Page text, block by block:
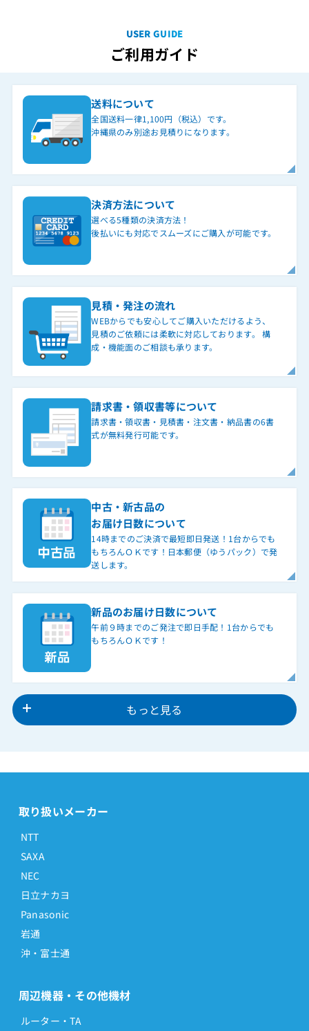
ET-30iA-DHCL
ET-30iA-DHCL(BK)
ET-30iA-PF2
ET-30iA-PF2(BK)（美品保証なしC）
ET-30iA-PFI
ET-30iA-PFI(BK)（美品保証なしC）
ET-30iA-PFI(G)
ET-30iA-PFI2
ET-30iA-PFI2(BK)（美品保証なしC）
ET-30iA-SD
ET-30iA-SD(BK)（美品保証なしC）
ET-30iA-SD2
ET-30iA-SD2(BK)（美品保証なしC）
ET-30iA-SSD
ET-30iA-WP
ET-30WPAW
ET-36iE-CTI(W)
ET-36iE-DHCL(B)
ET-36iE-DHCL(B)2
ET-36iE-DHCL(W)
ET-36iE-DHCL(W)2
ET-36iE-IPSD(W)
ET-36iE-IPSD(W)2
ET-36iE-SD(B)
ET-36iE-SSD(W)2
ET-36iF-DHCLB
ET-36iF-DHCLW
ET-36iF-IPDHCLB
ET-36iF-IPDHCLW
ET-36iF-IPSDW
ET-36iF-SDW
ET-36Si-DHCLB
USER GUIDE
ご利用ガイド
送料について
全国送料一律1,100円（税込）です。
沖縄県のみ別途お見積りになります。
決済方法について
選べる5種類の決済方法！
後払いにも対応でスムーズにご購入が可能です。
見積・発注の流れ
WEBからでも安心してご購入いただけるよう、
見積のご依頼には柔軟に対応しております。 構
成・機能面のご相談も承ります。
請求書・領収書等について
請求書・領収書・見積書・注文書・納品書の6書
式が無料発行可能です。
中古・新古品の
お届け日数について
14時までのご決済で最短即日発送！1台からでも
もちろんＯＫです！日本郵便（ゆうパック）で発
送します。
新品のお届け日数について
午前９時までのご発注で即日手配！1台からでも
もちろんＯＫです！
もっと見る
取り扱いメーカー
NTT
SAXA
NEC
日立ナカヨ
Panasonic
岩通
沖・富士通
周辺機器・その他機材
ルーター・TA